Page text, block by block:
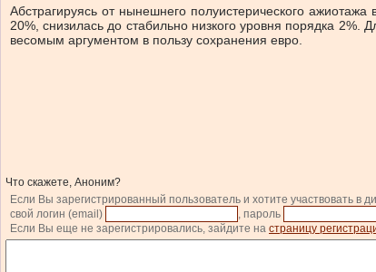
Абстрагируясь от нынешнего полуистерического
20%, снизилась до стабильно низкого уровня порядка
весомым аргументом в пользу сохранения евро.
Что скажете, Аноним?
Если Вы зарегистрированный пользователь и хотите участвовать в
свой логин (email)
, пароль
Если Вы еще не зарегистрировались, зайдите на страницу